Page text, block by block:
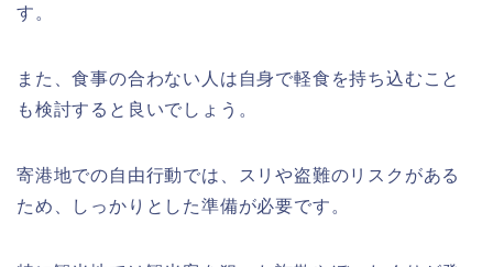
す。
また、食事の合わない人は自身で軽食を持ち込むこと
も検討すると良いでしょう。
寄港地での自由行動では、スリや盗難のリスクがある
ため、しっかりとした準備が必要です。